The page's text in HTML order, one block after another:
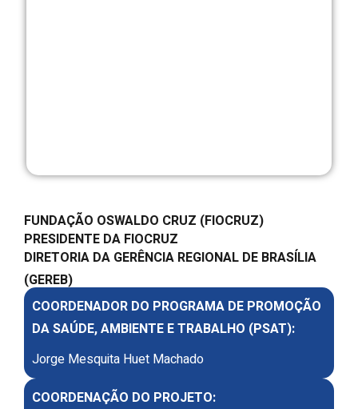
FUNDAÇÃO OSWALDO CRUZ (FIOCRUZ)
PRESIDENTE DA FIOCRUZ
DIRETORIA DA GERÊNCIA REGIONAL DE BRASÍLIA
(GEREB)
COORDENADOR DO PROGRAMA DE PROMOÇÃO
DA SAÚDE, AMBIENTE E TRABALHO (PSAT):
Jorge Mesquita Huet Machado
COORDENAÇÃO DO PROJETO: